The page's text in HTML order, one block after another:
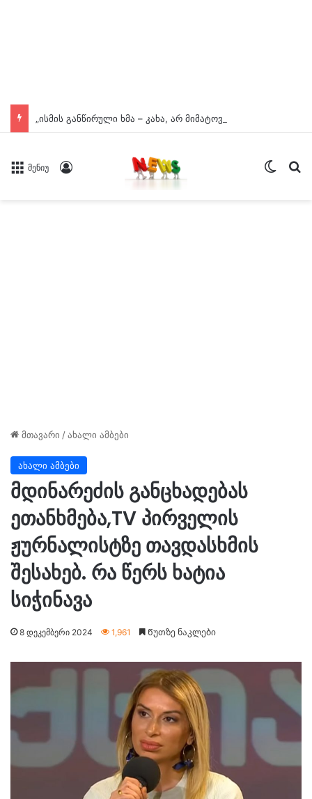
მენიუ
მთავარი /ახალი ამბები
ახალი ამბები
მდინარეძის განცხადებას
ეთანხმება,TV პირველის
ჟურნალისტზე თავდასხმის
შესახებ. რა წერს ხატია
სიჭინავა
8 დეკემბერი 2024 1,961 Წუთზე ნაკლები